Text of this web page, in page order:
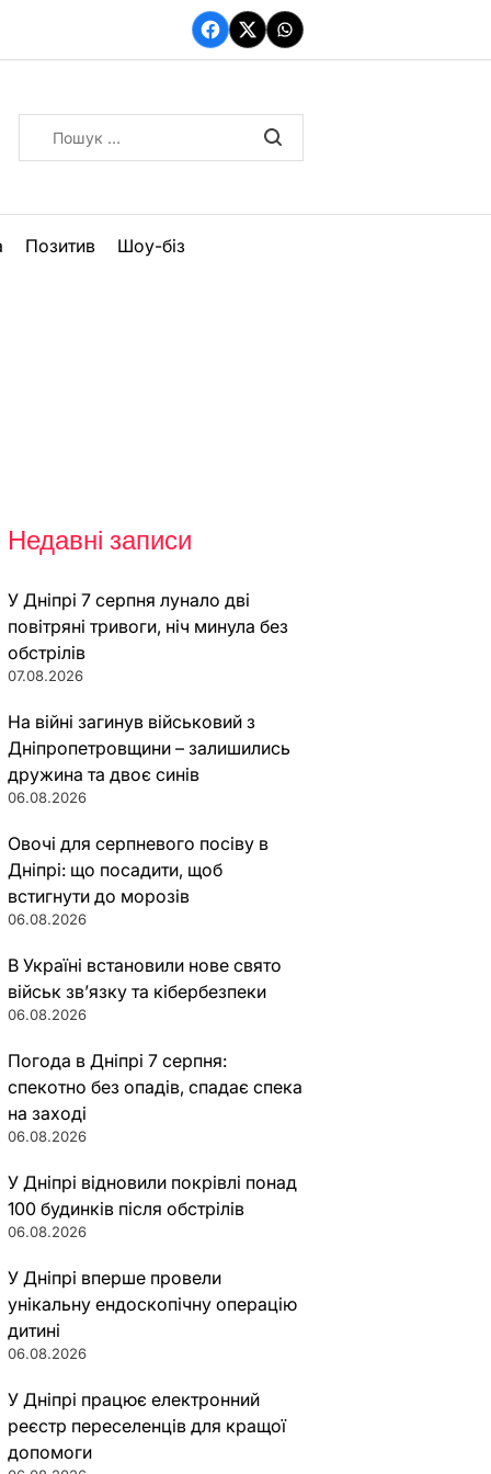
Facebook
TwitterWhatsApp
Позитив Шоу-біз
Недавні записи
У Дніпрі 7 серпня лунало дві
повітряні тривоги, ніч минула без
обстрілів
07.08.2026
На війні загинув військовий з
Дніпропетровщини – залишились
дружина та двоє синів
06.08.2026
Овочі для серпневого посіву в
Дніпрі: що посадити, щоб
встигнути до морозів
06.08.2026
В Україні встановили нове свято
військ зв’язку та кібербезпеки
06.08.2026
Погода в Дніпрі 7 серпня:
спекотно без опадів, спадає спека
на заході
06.08.2026
У Дніпрі відновили покрівлі понад
100 будинків після обстрілів
06.08.2026
У Дніпрі вперше провели
унікальну ендоскопічну операцію
дитині
06.08.2026
У Дніпрі працює електронний
реєстр переселенців для кращої
допомоги